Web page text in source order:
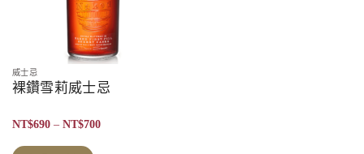
威士忌
裸鑽雪莉威士忌
NT$690 – NT$700價